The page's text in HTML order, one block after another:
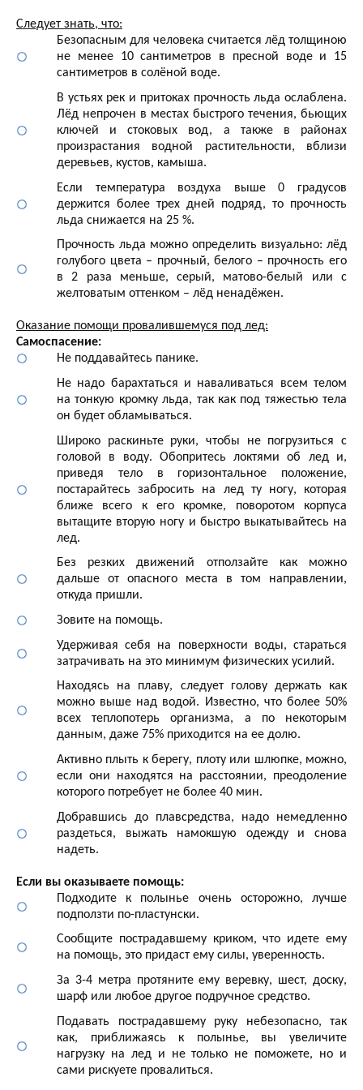
Следует знать, что:
Безопасным для человека считается лёд толщиною
не менее 10 сантиметров в пресной воде и 15
сантиметров в солёной воде.
В устьях рек и притоках прочность льда ослаблена.
Лёд непрочен в местах быстрого течения, бьющих
ключей и стоковых вод, а также в районах
произрастания водной растительности, вблизи
деревьев, кустов, камыша.
Если температура воздуха выше 0 градусов
держится более трех дней подряд, то прочность
льда снижается на 25 %.
Прочность льда можно определить визуально: лёд
голубого цвета – прочный, белого – прочность его
в 2 раза меньше, серый, матово-белый или с
желтоватым оттенком – лёд ненадёжен.
Оказание помощи провалившемуся под лед:
Самоспасение:
Не поддавайтесь панике.
Не надо барахтаться и наваливаться всем телом
на тонкую кромку льда, так как под тяжестью тела
он будет обламываться.
Широко раскиньте руки, чтобы не погрузиться с
головой в воду. Обопритесь локтями об лед и,
приведя тело в горизонтальное положение,
постарайтесь забросить на лед ту ногу, которая
ближе всего к его кромке, поворотом корпуса
вытащите вторую ногу и быстро выкатывайтесь на
лед.
Без резких движений отползайте как можно
дальше от опасного места в том направлении,
откуда пришли.
Зовите на помощь.
Удерживая себя на поверхности воды, стараться
затрачивать на это минимум физических усилий.
Находясь на плаву, следует голову держать как
можно выше над водой. Известно, что более 50%
всех теплопотерь организма, а по некоторым
данным, даже 75% приходится на ее долю.
Активно плыть к берегу, плоту или шлюпке, можно,
если они находятся на расстоянии, преодоление
которого потребует не более 40 мин.
Добравшись до плавсредства, надо немедленно
раздеться, выжать намокшую одежду и снова
надеть.
Если вы оказываете помощь:
Подходите к полынье очень осторожно, лучше
подползти по-пластунски.
Сообщите пострадавшему криком, что идете ему
на помощь, это придаст ему силы, уверенность.
За 3-4 метра протяните ему веревку, шест, доску,
шарф или любое другое подручное средство.
Подавать пострадавшему руку небезопасно, так
как, приближаясь к полынье, вы увеличите
нагрузку на лед и не только не поможете, но и
сами рискуете провалиться.